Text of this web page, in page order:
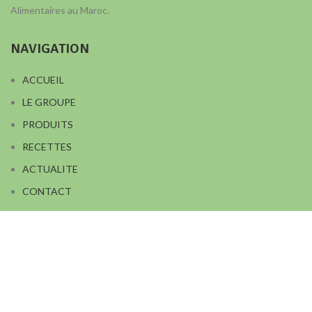
Alimentaires au Maroc.
NAVIGATION
ACCUEIL
LE GROUPE
PRODUITS
RECETTES
ACTUALITE
CONTACT